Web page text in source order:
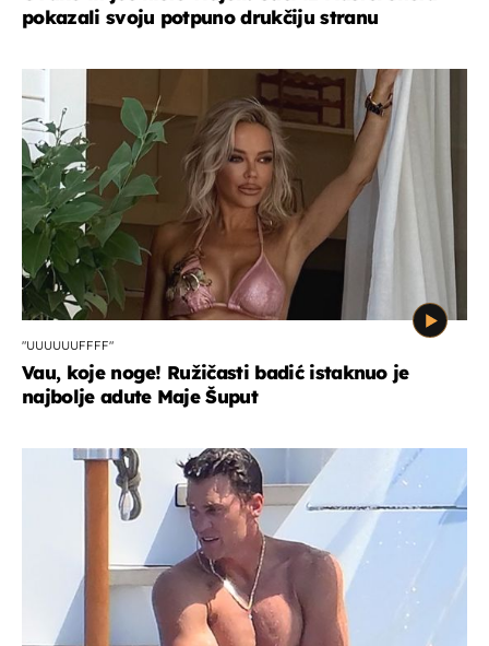
pokazali svoju potpuno drukčiju stranu
"UUUUUUFFFF"
Vau, koje noge! Ružičasti badić istaknuo je
najbolje adute Maje Šuput